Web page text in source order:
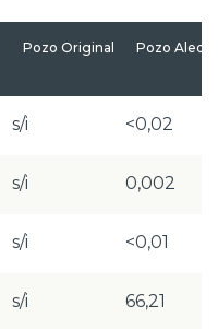
Pozo Original Pozo
s/i <0,02
s/i 0,002
s/i <0,01
s/i 66,21